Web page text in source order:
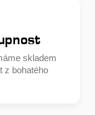
skladem
z bohatého